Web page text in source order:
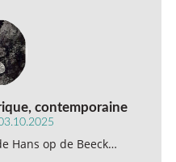
contemporaine
Hans op de Beeck…